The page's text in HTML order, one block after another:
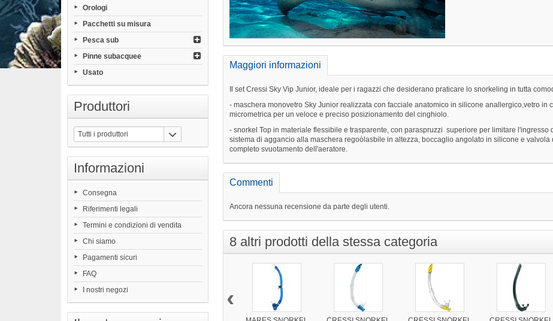
Orologi
Pacchetti su misura
Pesca sub
Pinne subacquee
Usato
Produttori
Tutti i produttori
Informazioni
Consegna
Riferimenti legali
Termini e condizioni di vendita
Chi siamo
Pagamenti sicuri
FAQ
I nostri negozi
Maggiori informazioni
Il set Cressi Sky Vip Junior, ideale per i ragazzi che desiderano praticare lo snorkeling in tutta
- maschera monovetro Sky Junior realizzata con facciale anatomico in silicone anallergico,vetro in
micrometrica per un veloce e preciso posizionamento del cinghiolo.
- snorkel Top in materiale flessibile e trasparente, con paraspruzzi superiore per limitare
sistema di aggancio alla maschera regoòlasbile in altezza, boccaglio angolato in silicone e
completo svuotamento dell'aeratore.
Commenti
Ancora nessuna recensione da parte degli utenti.
8 altri prodotti della stessa categoria
‹